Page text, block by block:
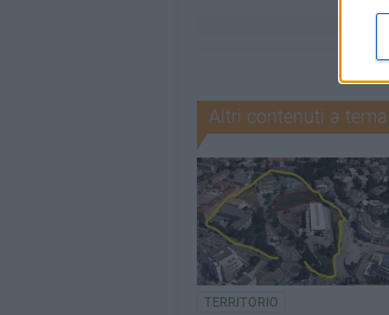
Altri contenuti a tema
TERRITORIO